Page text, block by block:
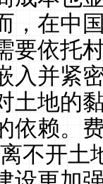
，在中
要依托
入并紧
土地的
依赖。
不开土